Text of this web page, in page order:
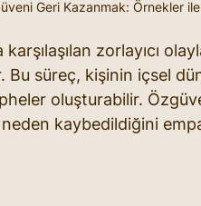
Geri Kazanmak: Örnekler
zorlayıcı
Bu süreç, kişinin içsel
oluşturabilir.
kaybedildiğini